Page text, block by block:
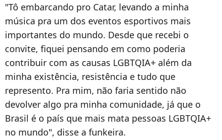
"Tô embarcando pro Catar, levando a minha
música pra um dos eventos esportivos mais
importantes do mundo. Desde que recebi o
convite, fiquei pensando em como poderia
contribuir com as causas LGBTQIA+ além da
minha existência, resistência e tudo que
represento. Pra mim, não faria sentido não
devolver algo pra minha comunidade, já que o
Brasil é o país que mais mata pessoas LGBTQIA+
no mundo", disse a funkeira.